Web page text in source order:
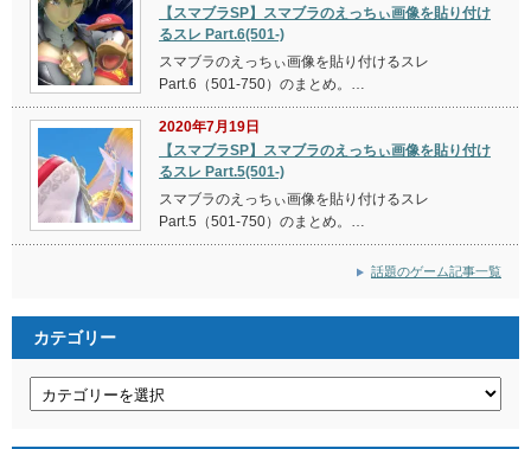
【スマブラSP】スマブラのえっちぃ画像を貼り付け
るスレ Part.6(501-)
スマブラのえっちぃ画像を貼り付けるスレ
Part.6（501-750）のまとめ。…
2020年7月19日
【スマブラSP】スマブラのえっちぃ画像を貼り付け
るスレ Part.5(501-)
スマブラのえっちぃ画像を貼り付けるスレ
Part.5（501-750）のまとめ。…
話題のゲーム記事一覧
カテゴリー